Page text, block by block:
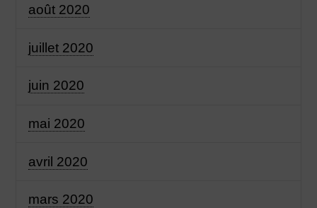
août 2020
juillet 2020
juin 2020
mai 2020
avril 2020
mars 2020